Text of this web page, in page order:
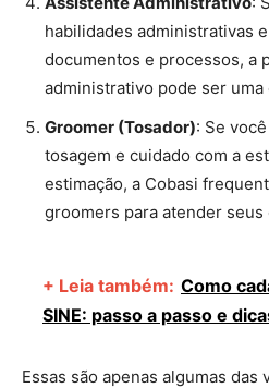
habilidades administrativas
documentos e processos, a
administrativo pode ser uma
Groomer (Tosador): Se
tosagem e cuidado com a
estimação, a Cobasi
groomers para atender
+ Leia também: Como
SINE: passo a passo e
Essas são apenas algumas das